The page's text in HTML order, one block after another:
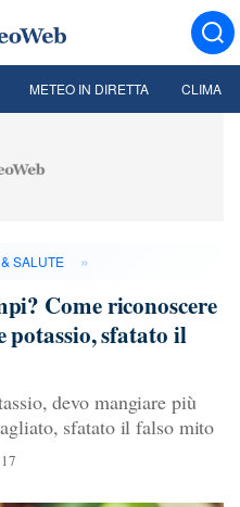
METEO IN DIRETTA CLIMA
SALUTE »
Come riconoscere
potassio, sfatato il
devo mangiare più
sfatato il falso mito